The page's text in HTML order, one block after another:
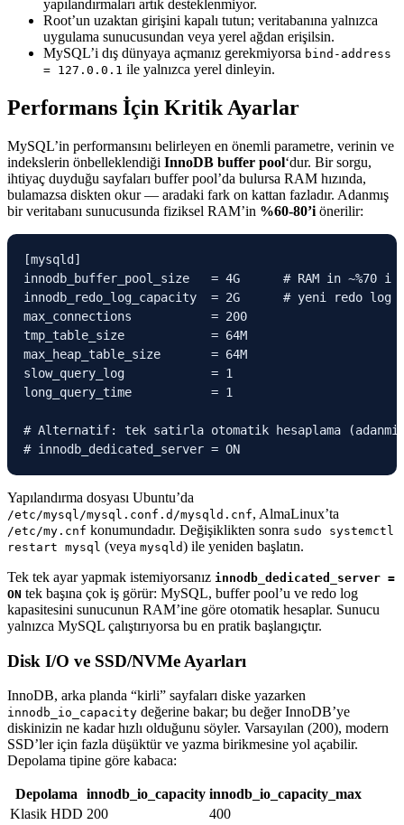
yapılandırmaları artık desteklenmiyor.
Root’un uzaktan girişini kapalı tutun; veritabanına yalnızca
uygulama sunucusundan veya yerel ağdan erişilsin.
MySQL’i dış dünyaya açmanız gerekmiyorsa bind-address
= 127.0.0.1 ile yalnızca yerel dinleyin.
Performans İçin Kritik Ayarlar
MySQL’in performansını belirleyen en önemli parametre, verinin ve
indekslerin önbelleklendiği InnoDB buffer pool‘dur. Bir sorgu,
ihtiyaç duyduğu sayfaları buffer pool’da bulursa RAM hızında,
bulamazsa diskten okur — aradaki fark on kattan fazladır. Adanmış
bir veritabanı sunucusunda fiziksel RAM’in %60-80’i önerilir:
[mysqld]
innodb_buffer_pool_size   = 4G      # RAM in ~%70 i
innodb_redo_log_capacity  = 2G      # yeni redo log
max_connections           = 200
tmp_table_size            = 64M
max_heap_table_size       = 64M
slow_query_log            = 1
long_query_time           = 1
# Alternatif: tek satirla otomatik hesaplama
# innodb_dedicated_server = ON
Yapılandırma dosyası Ubuntu’da
/etc/mysql/mysql.conf.d/mysqld.cnf, AlmaLinux’ta
/etc/my.cnf konumundadır. Değişiklikten sonra sudo systemctl
restart mysql (veya mysqld) ile yeniden başlatın.
Tek tek ayar yapmak istemiyorsanız innodb_dedicated_server =
ON tek başına çok iş görür: MySQL, buffer pool’u ve redo log
kapasitesini sunucunun RAM’ine göre otomatik hesaplar. Sunucu
yalnızca MySQL çalıştırıyorsa bu en pratik başlangıçtır.
Disk I/O ve SSD/NVMe Ayarları
InnoDB, arka planda “kirli” sayfaları diske yazarken
innodb_io_capacity değerine bakar; bu değer InnoDB’ye
diskinizin ne kadar hızlı olduğunu söyler. Varsayılan (200), modern
SSD’ler için fazla düşüktür ve yazma birikmesine yol açabilir.
Depolama tipine göre kabaca:
Depolama innodb_io_capacity innodb_io_capacity_max
Klasik HDD 200
400